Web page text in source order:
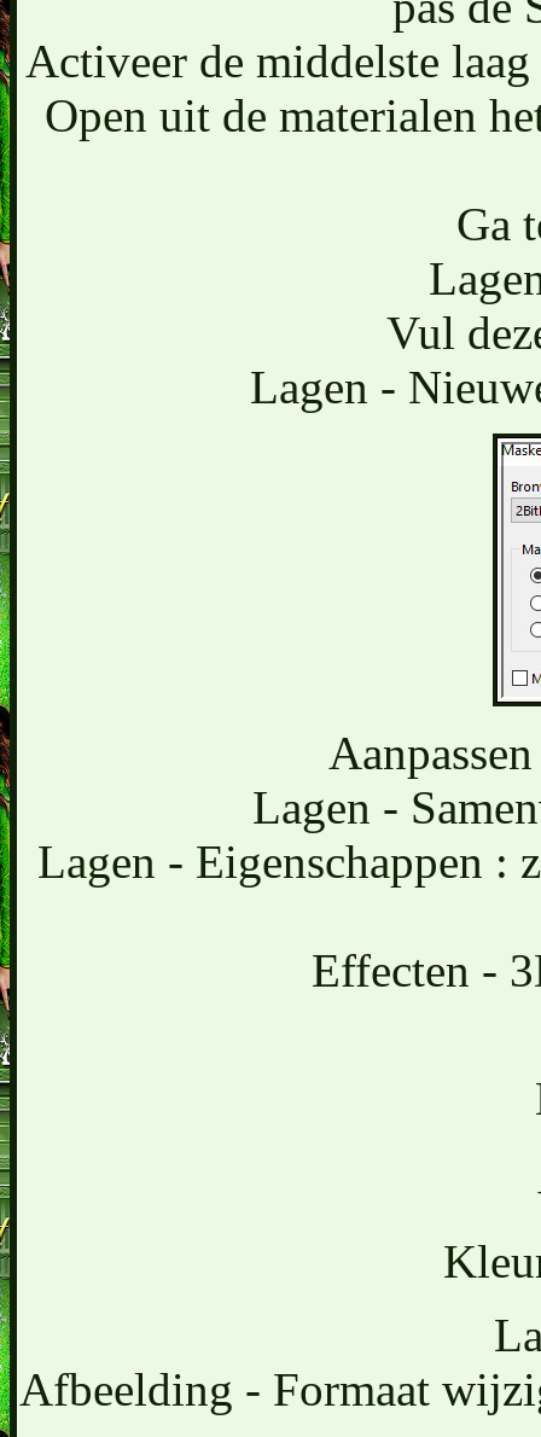
Activeer de middelste
Open uit de materialen
Ga
Vul
Lagen -
Lagen -
Lagen - Eigenschappen :
Effecten -
Afbeelding - Formaat